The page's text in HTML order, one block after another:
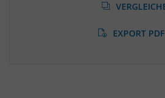
(Landkreis / Kreisfreie Stadt)
(Stand: 01/
EXPORT PDF